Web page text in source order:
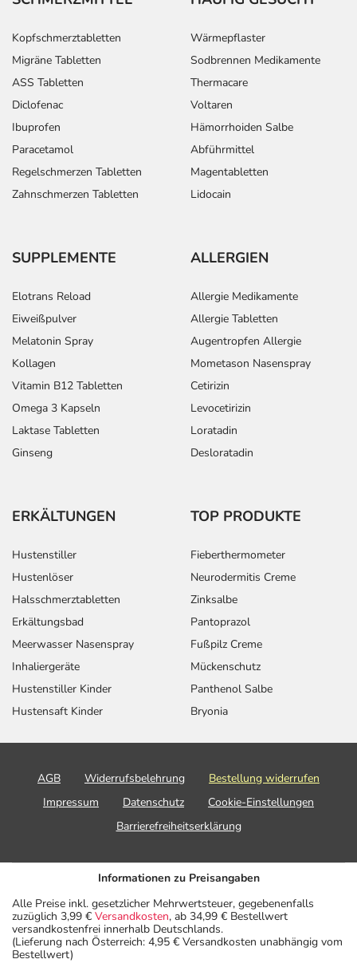
Kopfschmerztabletten
Migräne Tabletten
ASS Tabletten
Diclofenac
Ibuprofen
Paracetamol
Regelschmerzen Tabletten
Zahnschmerzen Tabletten
Wärmepflaster
Sodbrennen Medikamente
Thermacare
Voltaren
Hämorrhoiden Salbe
Abführmittel
Magentabletten
Lidocain
SUPPLEMENTE
Elotrans Reload
Eiweißpulver
Melatonin Spray
Kollagen
Vitamin B12 Tabletten
Omega 3 Kapseln
Laktase Tabletten
Ginseng
ALLERGIEN
Allergie Medikamente
Allergie Tabletten
Augentropfen Allergie
Mometason Nasenspray
Cetirizin
Levocetirizin
Loratadin
Desloratadin
ERKÄLTUNGEN
Hustenstiller
Hustenlöser
Halsschmerztabletten
Erkältungsbad
Meerwasser Nasenspray
Inhaliergeräte
Hustenstiller Kinder
Hustensaft Kinder
TOP PRODUKTE
Fieberthermometer
Neurodermitis Creme
Zinksalbe
Pantoprazol
Fußpilz Creme
Mückenschutz
Panthenol Salbe
Bryonia
AGB Widerrufsbelehrung
Bestellung widerrufen
Impressum
Datenschutz
Cookie-Einstellungen
Barrierefreiheitserklärung
Informationen zu Preisangaben
Alle Preise inkl. gesetzlicher Mehrwertsteuer, gegebenenfalls
zuzüglich 3,99 € Versandkosten, ab 34,99 € Bestellwert
versandkostenfrei innerhalb Deutschlands.
(Lieferung nach Österreich: 4,95 € Versandkosten unabhängig vom
Bestellwert)